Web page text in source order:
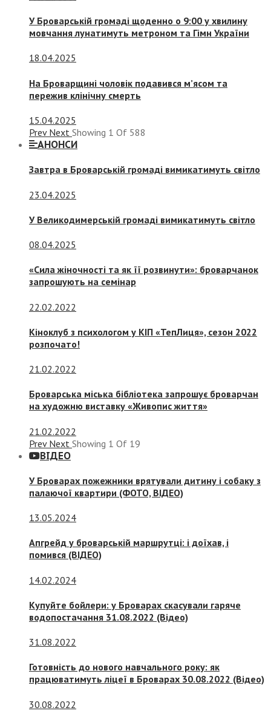
У Броварській громаді щоденно о 9:00 у хвилину
мовчання лунатимуть метроном та Гімн України
18.04.2025
На Броварщині чоловік подавився м’ясом та
пережив клінічну смерть
15.04.2025
Prev Next Showing 1 Of 588
АНОНСИ
Завтра в Броварській громаді вимикатимуть світло
23.04.2025
У Великодимерській громаді вимикатимуть світло
08.04.2025
«Сила жіночності та як її розвинути»: броварчанок
запрошують на семінар
22.02.2022
Кіноклуб з психологом у КІП «ТепЛиця», сезон 2022
розпочато!
21.02.2022
Броварська міська бібліотека запрошує броварчан
на художню виставку «Живопис життя»
21.02.2022
Prev Next Showing 1 Of 19
ВІДЕО
У Броварах пожежники врятували дитину і собаку з
палаючої квартири (ФОТО, ВІДЕО)
13.05.2024
Апгрейд у броварській маршрутці: і доїхав, і
помився (ВІДЕО)
14.02.2024
Купуйте бойлери: у Броварах скасували гаряче
водопостачання 31.08.2022 (Відео)
31.08.2022
Готовність до нового навчального року: як
працюватимуть ліцеї в Броварах 30.08.2022 (Відео)
30.08.2022